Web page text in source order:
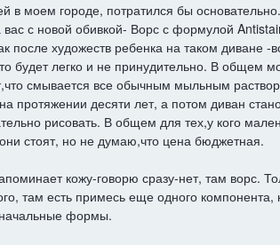
в моем городе, потратился бы
вас с новой обивкой- Ворс с формулой
после художеств ребенка на таком диване -
будет легко и не принудительно. В
смывается все обычным мыльным
протяжении десяти лет, а потом диван
рисовать. В общем для тех,у кого
стоят, но не думаю,что цена бюджетная.
кожу-говорю сразу-нет, там ворс.
там есть примесь еще одного компонента,
формы.